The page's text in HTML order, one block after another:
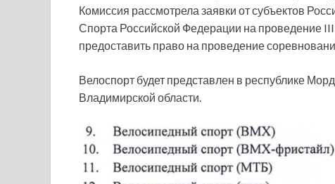
Комиссия рассмотрела заявки от субъектов
Спорта Российской Федерации на проведение
предоставить право на проведение
Велоспорт будет представлен в республике
Владимирской области.